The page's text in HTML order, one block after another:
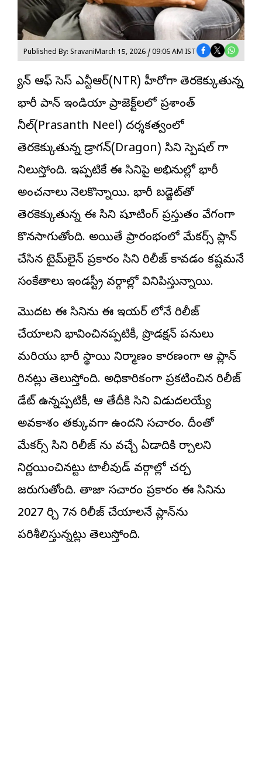
Published By: SravaniMarch 15, 2026 / 09:06 AM IST
మ్యాన్ ఆఫ్ మాసెస్ ఎన్టీఆర్(NTR) హీరోగా తెరకెక్కుతున్న
భారీ పాన్ ఇండియా ప్రాజెక్ట్‌లలో ప్ర‌శాంత్
నీల్(Prasanth Neel) ద‌ర్శ‌క‌త్వంలో
తెర‌కెక్కుతున్న డ్రాగన్(Dragon) సినిమా స్పెష‌ల్ గా
నిలుస్తోంది. ఇప్పటికే ఈ సినిమాపై అభిమానుల్లో భారీ
అంచనాలు నెలకొన్నాయి. భారీ బడ్జెట్‌తో
తెరకెక్కుతున్న ఈ సినిమా షూటింగ్ ప్రస్తుతం వేగంగా
కొనసాగుతోంది. అయితే ప్రారంభంలో మేకర్స్ ప్లాన్
చేసిన టైమ్‌లైన్ ప్రకారం సినిమా రిలీజ్ కావడం కష్టమనే
సంకేతాలు ఇండస్ట్రీ వర్గాల్లో వినిపిస్తున్నాయి.
మొదట ఈ సినిమాను ఈ ఇయ‌ర్ లోనే రిలీజ్
చేయాలని భావించినప్పటికీ, ప్రొడక్షన్ పనులు
మరియు భారీ స్థాయి నిర్మాణం కారణంగా ఆ ప్లాన్
మారినట్లు తెలుస్తోంది. అధికారికంగా ప్రకటించిన రిలీజ్
డేట్ ఉన్నప్పటికీ, ఆ తేదీకి సినిమా విడుదలయ్యే
అవకాశం తక్కువగా ఉందని సమాచారం. దీంతో
మేకర్స్ సినిమా రిలీజ్ ను వచ్చే ఏడాదికి మార్చాలని
నిర్ణయించినట్టు టాలీవుడ్ వర్గాల్లో చర్చ
జరుగుతోంది. తాజా సమాచారం ప్రకారం ఈ సినిమాను
2027 మార్చి 7న రిలీజ్ చేయాలనే ప్లాన్‌ను
పరిశీలిస్తున్నట్లు తెలుస్తోంది.